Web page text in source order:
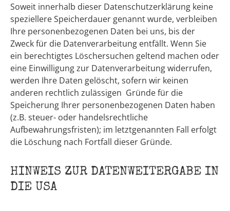
Soweit innerhalb dieser Datenschutzerklärung keine
speziellere Speicherdauer genannt wurde, verbleiben
Ihre personenbezogenen Daten bei uns, bis der
Zweck für die Datenverarbeitung entfällt. Wenn Sie
ein berechtigtes Löschersuchen geltend machen oder
eine Einwilligung zur Datenverarbeitung widerrufen,
werden Ihre Daten gelöscht, sofern wir keinen
anderen rechtlich zulässigen Gründe für die
Speicherung Ihrer personenbezogenen Daten haben
(z.B. steuer- oder handelsrechtliche
Aufbewahrungsfristen); im letztgenannten Fall erfolgt
die Löschung nach Fortfall dieser Gründe.
HINWEIS ZUR DATENWEITERGABE IN
DIE USA